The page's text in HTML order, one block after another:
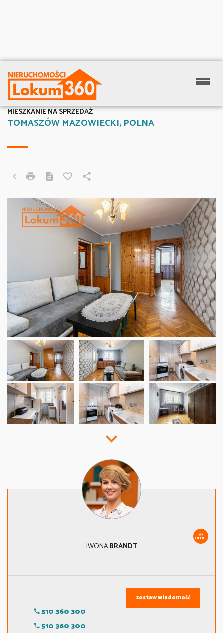
TOMASZÓW MAZOWIECKI, POLNA
MIESZKANIE NA SPRZEDAŻ
93
OFERT
IWONABRANDT
510 360 300
510 360 300
zostaw wiadomość